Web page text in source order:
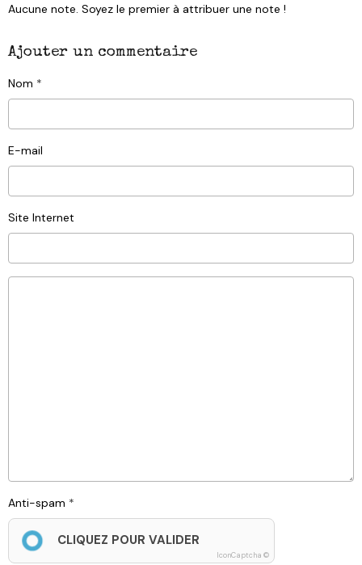
Aucune note. Soyez le premier à attribuer une note !
Ajouter un commentaire
Nom
E-mail
Site Internet
Anti-spam
CLIQUEZ POUR VALIDER
IconCaptcha ©